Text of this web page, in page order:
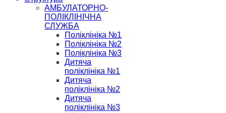
АМБУЛАТОРНО-
ПОЛІКЛІНІЧНА
СЛУЖБА
Поліклініка №1
Поліклініка №2
Поліклініка №3
Дитяча
поліклініка №1
Дитяча
поліклініка №2
Дитяча
поліклініка №3